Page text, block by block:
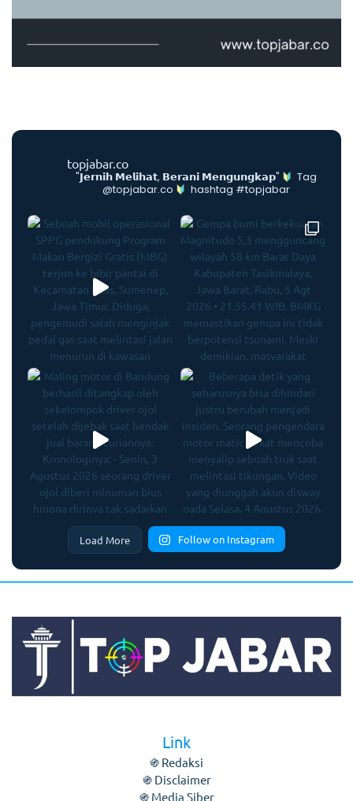
topjabar.co
"𝗝𝗲𝗿𝗻𝗶𝗵 𝗠𝗲𝗹𝗶𝗵𝗮𝘁, 𝗕𝗲𝗿𝗮𝗻𝗶 𝗠𝗲𝗻𝗴𝘂𝗻𝗴𝗸𝗮𝗽"
Tag
@topjabar.co
hashtag #topjabar
Load More Follow on Instagram
Link
֍ Redaksi
֍ Disclaimer
֍ Media Siber